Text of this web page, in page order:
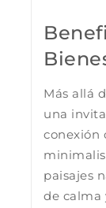
Más allá
una
conexión
paisajes
de calma